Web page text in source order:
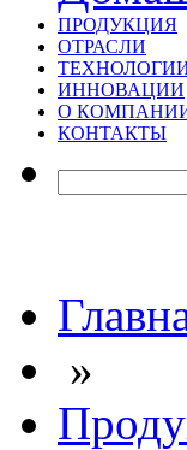
ПРОДУКЦИЯ
ОТРАСЛИ
ИННОВАЦИИ
О
КОНТАКТЫ
»